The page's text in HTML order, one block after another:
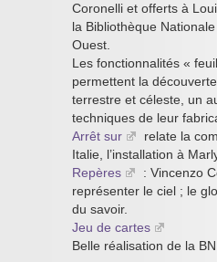
Coronelli et offerts à
la Bibliothèque
Ouest.
Les fonctionnalités «
permettent la
terrestre et céleste, un
techniques de leur
Arrêt sur
relate la
Italie, l’installation à
Repères
: Vincenzo
représenter le ciel ; le
du savoir.
Jeu de cartes
Belle réalisation de la